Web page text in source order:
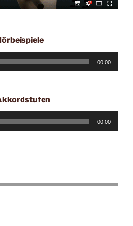
00:00
00:00